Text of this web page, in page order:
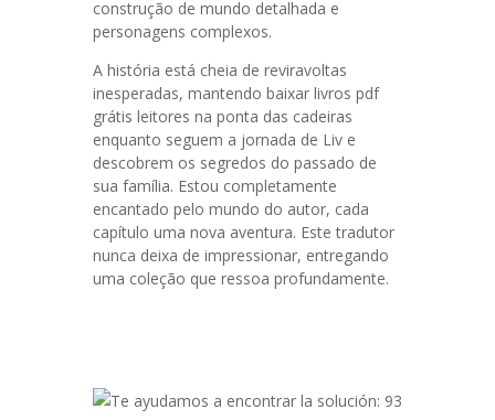
construção de mundo detalhada e
personagens complexos.
A história está cheia de reviravoltas
inesperadas, mantendo baixar livros pdf
grátis leitores na ponta das cadeiras
enquanto seguem a jornada de Liv e
descobrem os segredos do passado de
sua família. Estou completamente
encantado pelo mundo do autor, cada
capítulo uma nova aventura. Este tradutor
nunca deixa de impressionar, entregando
uma coleção que ressoa profundamente.